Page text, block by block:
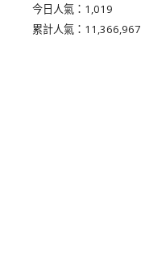
今日人氣： 1,019
累計人氣： 11,366,967